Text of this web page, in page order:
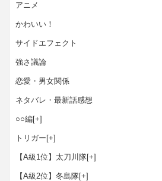
アニメ
かわいい！
サイドエフェクト
強さ議論
恋愛・男女関係
ネタバレ・最新話感想
○○編[+]
トリガー [+]
【A級1位】太刀川隊[+]
【A級2位】冬島隊[+]